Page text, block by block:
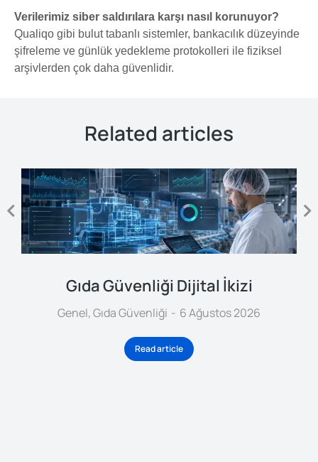
Verilerimiz siber saldırılara karşı nasıl korunuyor?
Qualiqo gibi bulut tabanlı sistemler, bankacılık düzeyinde
şifreleme ve günlük yedekleme protokolleri ile fiziksel
arşivlerden çok daha güvenlidir.
Related articles
Gıda Güvenliği Dijital İkizi
Genel,Gıda Güvenliği 6 Ağustos 2026
Read article